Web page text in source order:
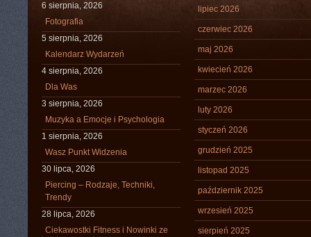
6 sierpnia, 2026
Fotografia
5 sierpnia, 2026
Kalendarz Wydarzeń
4 sierpnia, 2026
Dla Was
3 sierpnia, 2026
Muzyka a Emocje i Psychologia
1 sierpnia, 2026
Wasz Punkt Widzenia
30 lipca, 2026
Piercing – Rodzaje, Techniki,
Trendy
28 lipca, 2026
Ciekawostki Fitness i Nowinki ze
lipiec 2026
czerwiec 2026
maj 2026
kwiecień 2026
marzec 2026
luty 2026
styczeń 2026
grudzień 2025
listopad 2025
październik 2025
wrzesień 2025
sierpień 2025